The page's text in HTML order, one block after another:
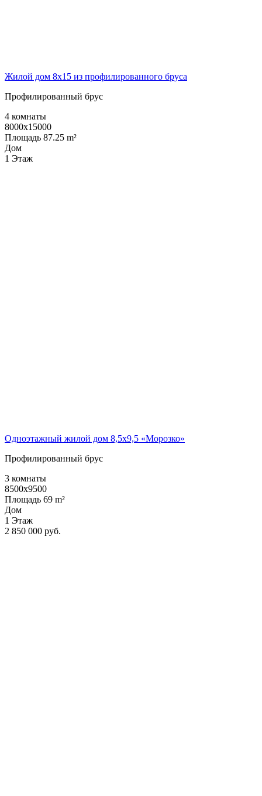
Жилой дом 8х15 из профилированного бруса
Профилированный брус
4 комнаты
8000x15000
Площадь 87.25 m²
Дом
1 Этаж
Одноэтажный жилой дом 8,5х9,5 «Морозко»
Профилированный брус
3 комнаты
8500x9500
Площадь 69 m²
Дом
1 Этаж
2 850 000 руб.